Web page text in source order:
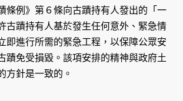
條例》第６條向古蹟持有人發出的「一
古蹟持有人基於發生任何意外、緊急情
即進行所需的緊急工程，以保障公眾安
蹟免受損毀。該項安排的精神與政府土
方針是一致的。